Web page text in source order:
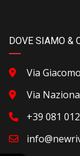
DOVE SIAMO &
Via
Via
+39 081